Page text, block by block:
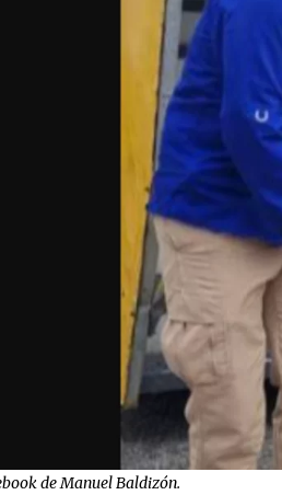
de Manuel Baldizón.